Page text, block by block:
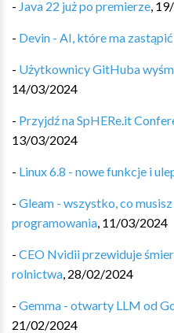
- Java 22 już po premierze,
- Devin - AI, które ma
- Użytkownicy GitHuba
14/03/2024
- Przyjdź na SpHERe.it
13/03/2024
- Linux 6.8 - nowe funkcje i
- Gleam - wszystko, co
programowania, 11/03/2024
- CEO Nvidii przewiduje
rolnictwa, 28/02/2024
- Gemma - otwarty LLM od
21/02/2024